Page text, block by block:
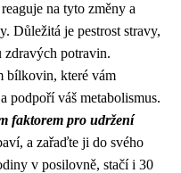
na tyto změny a
Důležitá je pestrost stravy,
zdravých potravin.
bílkovin, které vám
podpoří váš metabolismus.
faktorem pro udržení
a zařaďte ji do svého
v posilovně, stačí i 30